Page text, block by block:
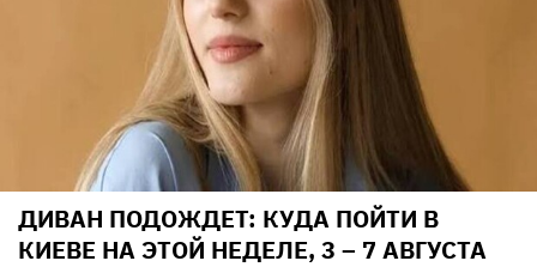
ДИВАН ПОДОЖДЕТ: КУДА ПОЙТИ В
КИЕВЕ НА ЭТОЙ НЕДЕЛЕ, 3 – 7 АВГУСТА